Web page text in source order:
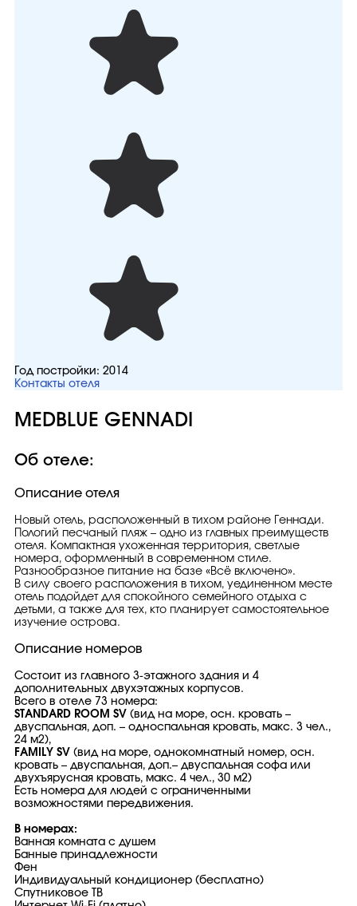
Год постройки: 2014
Контакты отеля
MEDBLUE GENNADI
Об отеле:
Описание отеля
Новый отель, расположенный в тихом районе Геннади.
Пологий песчаный пляж – одно из главных преимуществ
отеля. Компактная ухоженная территория, светлые
номера, оформленный в современном стиле.
Разнообразное питание на базе «Всё включено».
В силу своего расположения в тихом, уединенном месте
отель подойдет для спокойного семейного отдыха с
детьми, а также для тех, кто планирует самостоятельное
изучение острова.
Описание номеров
Состоит из главного 3-этажного здания и 4
дополнительных двухэтажных корпусов.
Всего в отеле 73 номера:
STANDARD ROOM SV (вид на море, осн. кровать –
двуспальная, доп. – односпальная кровать, макс. 3 чел.,
24 м2),
FAMILY SV (вид на море, однокомнатный номер, осн.
кровать – двуспальная, доп.– двуспальная софа или
двухъярусная кровать, макс. 4 чел., 30 м2)
Есть номера для людей с ограниченными
возможностями передвижения.
В номерах:
Ванная комната с душем
Банные принадлежности
Фен
Индивидуальный кондиционер (бесплатно)
Спутниковое ТВ